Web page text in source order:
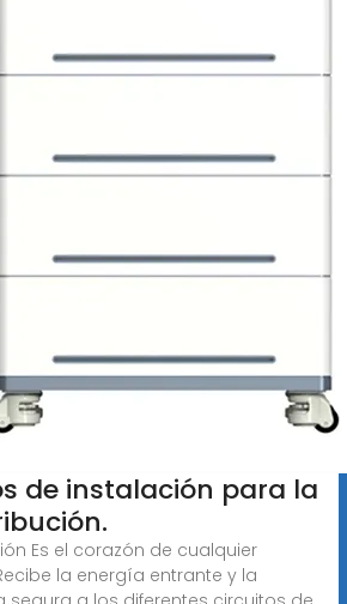
de instalación para la
Es el corazón de cualquier
la energía entrante y la